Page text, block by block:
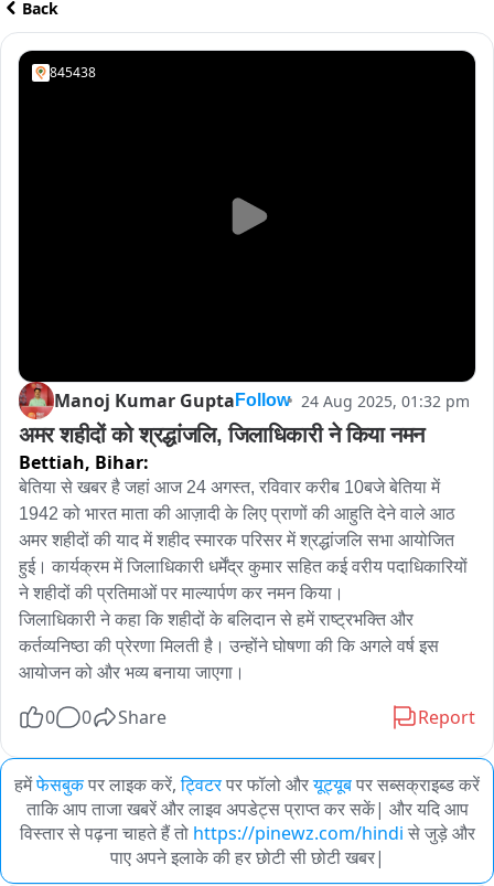
Back
845438
Manoj Kumar Gupta Follow 24 Aug 2025, 01:32 pm
अमर शहीदों को श्रद्धांजलि, जिलाधिकारी ने किया नमन
Bettiah, Bihar:
बेतिया से खबर है जहां आज 24 अगस्त, रविवार करीब 10बजे बेतिया में
1942 को भारत माता की आज़ादी के लिए प्राणों की आहुति देने वाले आठ
अमर शहीदों की याद में शहीद स्मारक परिसर में श्रद्धांजलि सभा आयोजित
हुई। कार्यक्रम में जिलाधिकारी धर्मेंद्र कुमार सहित कई वरीय पदाधिकारियों
ने शहीदों की प्रतिमाओं पर माल्यार्पण कर नमन किया।
जिलाधिकारी ने कहा कि शहीदों के बलिदान से हमें राष्ट्रभक्ति और
कर्तव्यनिष्ठा की प्रेरणा मिलती है। उन्होंने घोषणा की कि अगले वर्ष इस
आयोजन को और भव्य बनाया जाएगा।
0 0 Share Report
हमेंफेसबुकपर लाइक करें, ट्विटरपर फॉलो औरयूट्यूबपर सब्सक्राइब्ड करें
ताकि आप ताजा खबरें और लाइव अपडेट्स प्राप्त कर सकें| और यदि आप
विस्तार से पढ़ना चाहते हैं तो https://pinewz.com/hindi से जुड़े और
पाए अपने इलाके की हर छोटी सी छोटी खबर|